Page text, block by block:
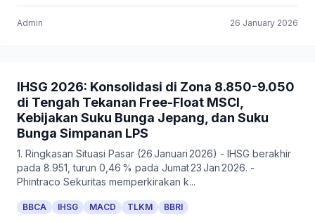
Admin 26 January 2026
IHSG 2026: Konsolidasi di Zona 8.850-9.050
di Tengah Tekanan Free-Float MSCI,
Kebijakan Suku Bunga Jepang, dan Suku
Bunga Simpanan LPS
1. Ringkasan Situasi Pasar (26 Januari 2026) - IHSG berakhir
pada 8.951, turun 0,46 % pada Jumat 23 Jan 2026. -
Phintraco Sekuritas memperkirakan k...
BBCA IHSG MACD TLKM BBRI